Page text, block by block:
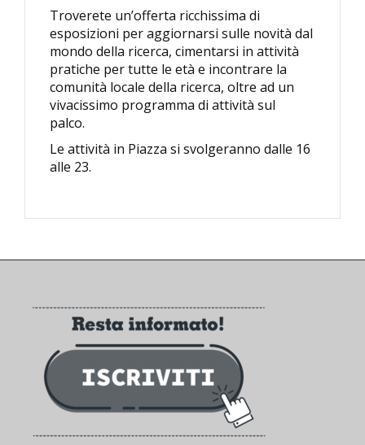
Troverete un’offerta ricchissima di
esposizioni per aggiornarsi sulle novità dal
mondo della ricerca, cimentarsi in attività
pratiche per tutte le età e incontrare la
comunità locale della ricerca, oltre ad un
vivacissimo programma di attività sul
palco.
Le attività in Piazza si svolgeranno dalle 16
alle 23.